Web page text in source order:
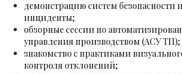
демонстрацию систем безопасности
инциденты;
обзорные сессии по
управления производством (АСУ ТП);
знакомство с практиками
контроля отклонений;